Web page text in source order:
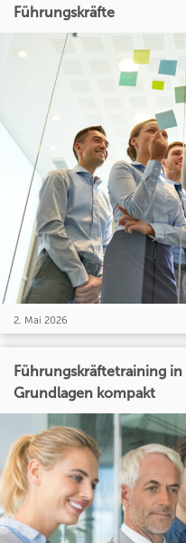
Führungskräfte
2. Mai 2026
Führungskräftetraining
Grundlagen kompakt